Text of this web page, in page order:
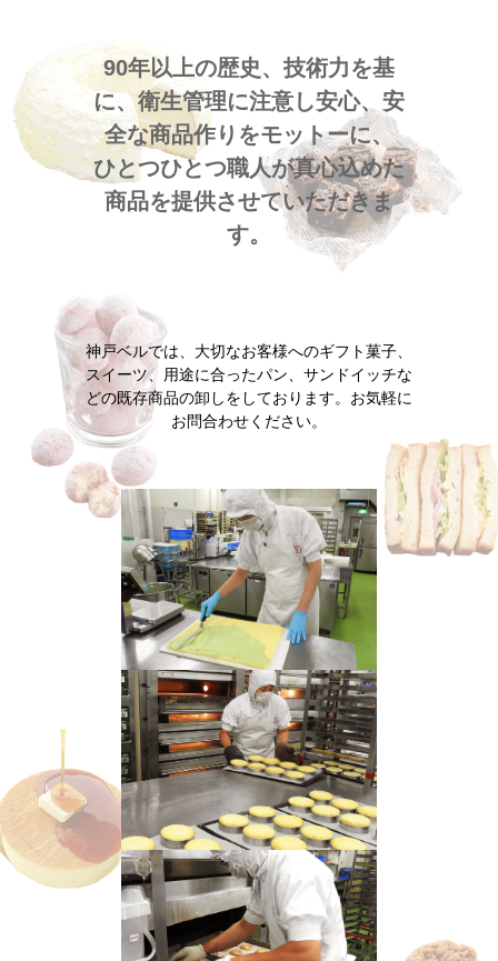
90年以上の歴史、技術力を基
に、衛生管理に注意し安心、安
全な商品作りをモットーに、
ひとつひとつ職人が真心込めた
商品を提供させていただきま
す。
神戸ベルでは、大切なお客様へのギフト菓子、
スイーツ、用途に合ったパン、サンドイッチな
どの既存商品の卸しをしております。お気軽に
お問合わせください。